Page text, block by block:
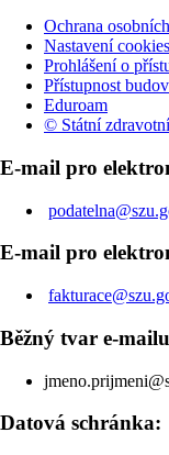
Ochrana
Nastavení cookies
Prohlášení o
Přístupnost
Eduroam
© Státní
E-mail pro
E-mail pro
Běžný tvar e-
Datová schránka: